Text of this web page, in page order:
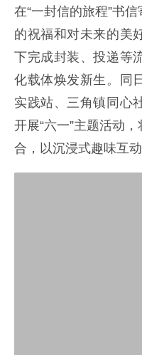
在“一封信的旅程”书
的祝福和对未来的美
下完成封装、投递等
化载体焕发新生。同
实践站、三角镇同心
开展“六一”主题活动
合，以沉浸式趣味互